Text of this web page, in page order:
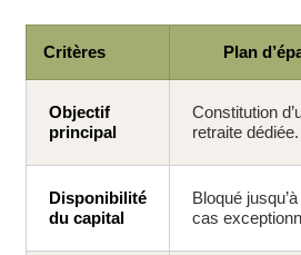
Critères Plan
Objectif
principal
Constitution
retraite dédiée.
Disponibilité
du capital
Bloqué
cas